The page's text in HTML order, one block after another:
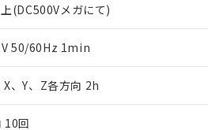
(DC500Vメガにて)
50/60Hz 1min
、Y、Z各方向 2h
10回
ます。
質）の非含有証明書
書（当社基準）
点で非含有を証明するもので、過去
欄に対応日を記載しておりました。
への在庫切替を完了していることか